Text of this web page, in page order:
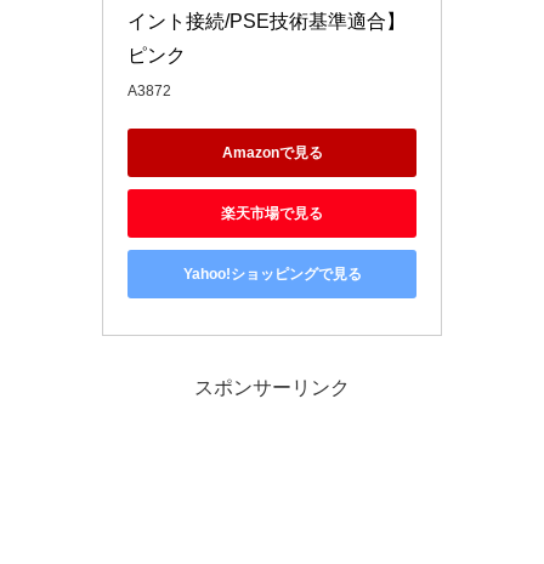
イント接続/PSE技術基準適合】
ピンク
A3872
Amazonで見る
楽天市場で見る
Yahoo!ショッピングで見る
スポンサーリンク